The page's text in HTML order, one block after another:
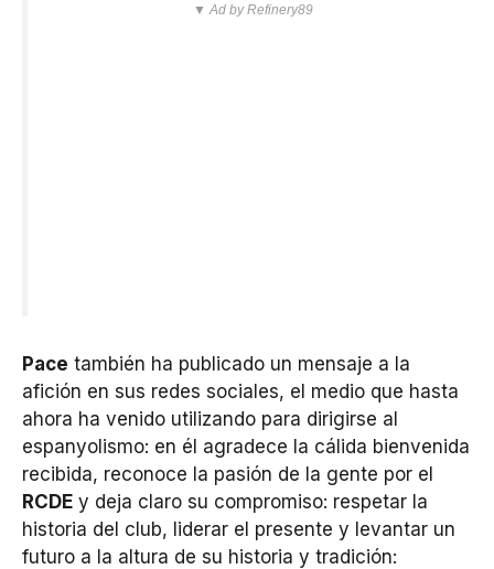
▼ Ad by Refinery89
Pace también ha publicado un mensaje a la
afición en sus redes sociales, el medio que hasta
ahora ha venido utilizando para dirigirse al
espanyolismo: en él agradece la cálida bienvenida
recibida, reconoce la pasión de la gente por el
RCDE y deja claro su compromiso: respetar la
historia del club, liderar el presente y levantar un
futuro a la altura de su historia y tradición: